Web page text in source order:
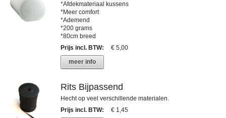
*Afdekmateriaal kussens
*Meer comfort
*Ademend
*200 grams
*80cm breed
Prijs incl. BTW:
€ 5,00
meer info
Rits Bijpassend
Hecht op veel verschillende materialen.
Prijs incl. BTW:
€ 1,45